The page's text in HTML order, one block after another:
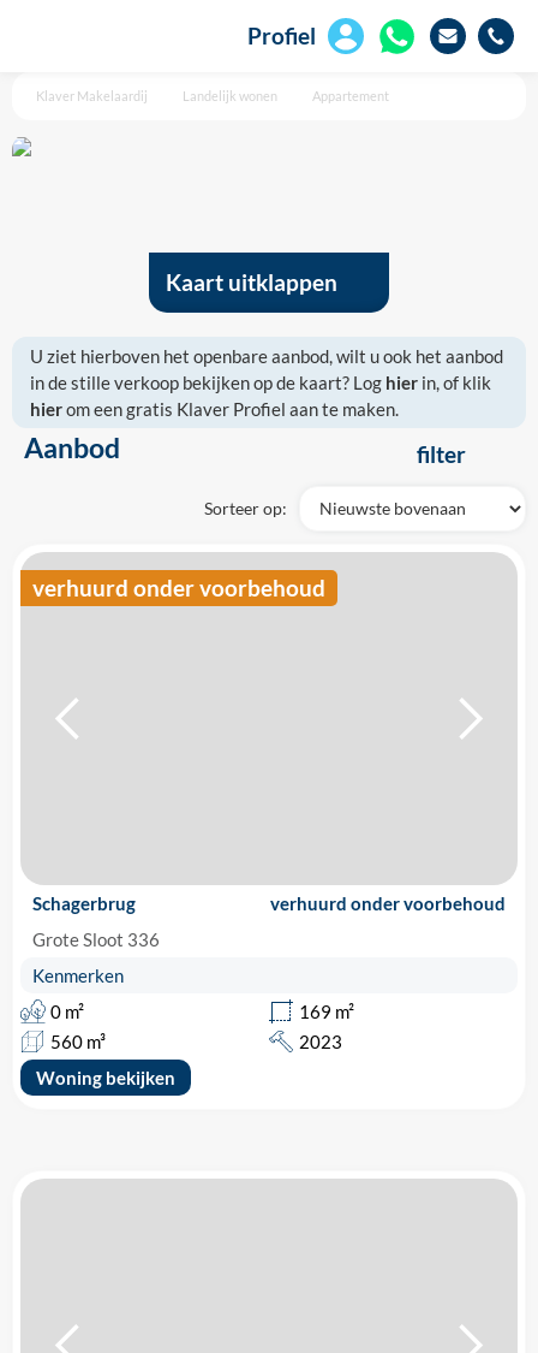
Profiel
Klaver Makelaardij Landelijk wonen Appartement
Kaart uitklappen
U ziet hierboven het openbare aanbod, wilt u ook het aanbod
in de stille verkoop bekijken op de kaart? Log hier in, of klik
hierom een gratis Klaver Profiel aan te maken.
Aanbod filter
Sorteer op:
verhuurd onder voorbehoud
Schagerbrug
verhuurd onder voorbehoud
Grote Sloot 336
Kenmerken
0 m²
169 m²
560 m³
2023
Woning bekijken